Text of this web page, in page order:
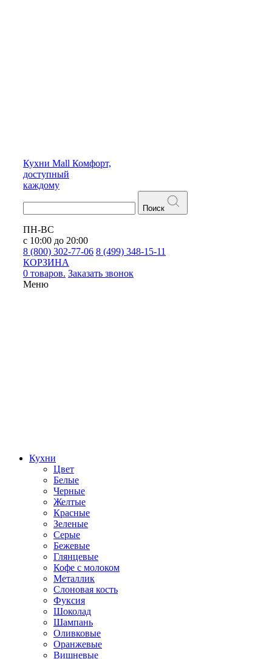
Кухни Mall Комфорт,
доступный
каждому
Поиск
ПН-ВС
с 10:00 до 20:00
8 (800) 302-77-06 8 (499) 348-15-11
КОРЗИНА
0 товаров. Заказать звонок
Меню
Кухни
Цвет
Белые
Черные
Желтые
Красные
Зеленые
Серые
Бежевые
Глянцевые
Кофе с молоком
Металлик
Слоновая кость
Фуксия
Шоколад
Шампань
Оливковые
Оранжевые
Вишневые